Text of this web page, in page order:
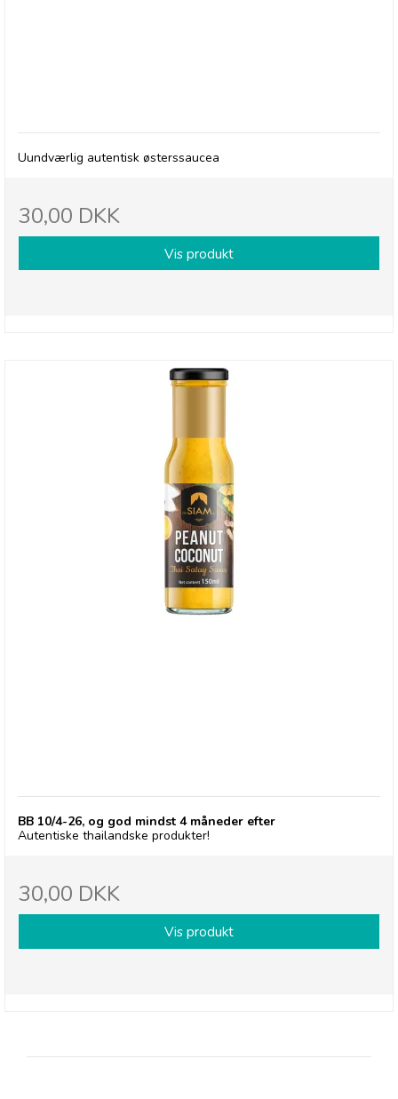
Uundværlig autentisk østerssaucea
30,00 DKK
Vis produkt
BB 10/4-26, og god mindst 4 måneder efter
Autentiske thailandske produkter!
30,00 DKK
Vis produkt